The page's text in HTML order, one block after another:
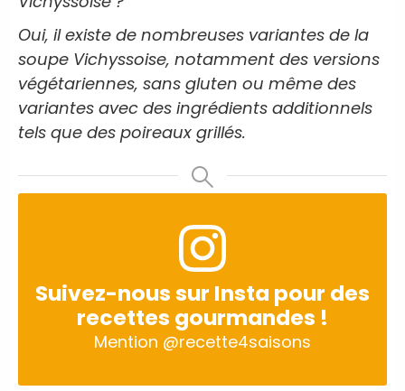
Oui, il existe de nombreuses variantes de la
soupe Vichyssoise, notamment des versions
végétariennes, sans gluten ou même des
variantes avec des ingrédients additionnels
tels que des poireaux grillés.
Suivez-nous sur Insta pour des
recettes gourmandes !
Mention @recette4saisons